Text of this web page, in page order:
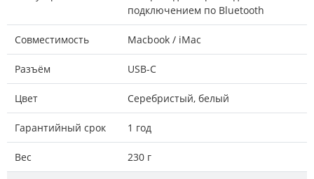
подключением по Bluetooth
Совместимость Macbook / iMac
Разъём USB-C
Цвет Серебристый, белый
Гарантийный срок 1 год
Вес 230 г